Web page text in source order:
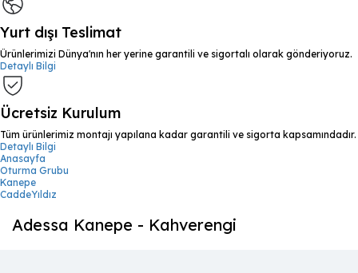
Yurt dışı Teslimat
Ürünlerimizi Dünya'nın her yerine garantili ve sigortalı olarak gönderiyoruz.
Detaylı Bilgi
Ücretsiz Kurulum
Tüm ürünlerimiz montajı yapılana kadar garantili ve sigorta kapsamındadır.
Detaylı Bilgi
Anasayfa
Oturma Grubu
Kanepe
CaddeYıldız
Adessa Kanepe - Kahverengi